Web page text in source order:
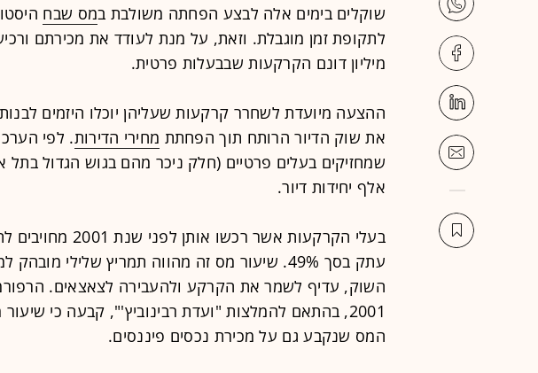
שוקלים בימים אלה לבצע הפחתה משולבת במס שבח
מיליון דונם הקרקעות שבבעלות פרטית.
ההצעה מיועדת לשחרר קרקעות שעליהן יוכלו היזמים לבנות
את שוק הדיור הרותח תוך הפחתת מחירי הדירות. לפי
אלף יחידות דיור.
בעלי הקרקעות אשר
עתק בסך 49%. שיעור מס זה מהווה תמריץ שלילי
השוק, עדיף לשמר את הקרקע ולהעבירה לצאצאים.
המס שנקבע גם על מכירת נכסים פיננסים.